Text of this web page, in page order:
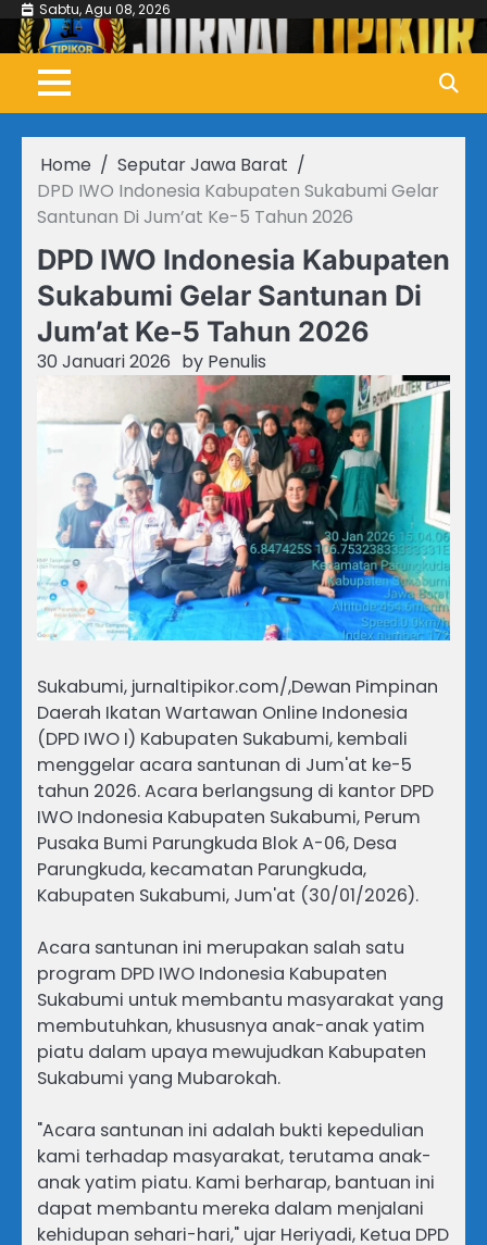
Skip
content
Sabtu, Agu 08, 2026
Home
Seputar Jawa Barat
DPD IWO Indonesia Kabupaten Sukabumi Gelar
Santunan Di Jum’at Ke-5 Tahun 2026
DPD IWO Indonesia Kabupaten
Sukabumi Gelar Santunan Di
Jum’at Ke-5 Tahun 2026
30 Januari 2026 by Penulis
Sukabumi, jurnaltipikor.com/,Dewan Pimpinan
Daerah Ikatan Wartawan Online Indonesia
(DPD IWO I) Kabupaten Sukabumi, kembali
menggelar acara santunan di Jum'at ke-5
tahun 2026. Acara berlangsung di kantor DPD
IWO Indonesia Kabupaten Sukabumi, Perum
Pusaka Bumi Parungkuda Blok A-06, Desa
Parungkuda, kecamatan Parungkuda,
Kabupaten Sukabumi, Jum'at (30/01/2026).
Acara santunan ini merupakan salah satu
program DPD IWO Indonesia Kabupaten
Sukabumi untuk membantu masyarakat yang
membutuhkan, khususnya anak-anak yatim
piatu dalam upaya mewujudkan Kabupaten
Sukabumi yang Mubarokah.
"Acara santunan ini adalah bukti kepedulian
kami terhadap masyarakat, terutama anak-
anak yatim piatu. Kami berharap, bantuan ini
dapat membantu mereka dalam menjalani
kehidupan sehari-hari," ujar Heriyadi, Ketua DPD